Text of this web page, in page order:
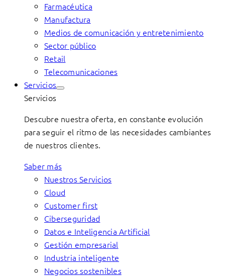
Farmacéutica
Manufactura
Medios de comunicación y entretenimiento
Sector público
Retail
Telecomunicaciones
Servicios
Servicios
Descubre nuestra oferta, en constante evolución
para seguir el ritmo de las necesidades cambiantes
de nuestros clientes.
Saber más
Nuestros Servicios
Cloud
Customer first
Ciberseguridad
Datos e Inteligencia Artificial
Gestión empresarial
Industria inteligente
Negocios sostenibles